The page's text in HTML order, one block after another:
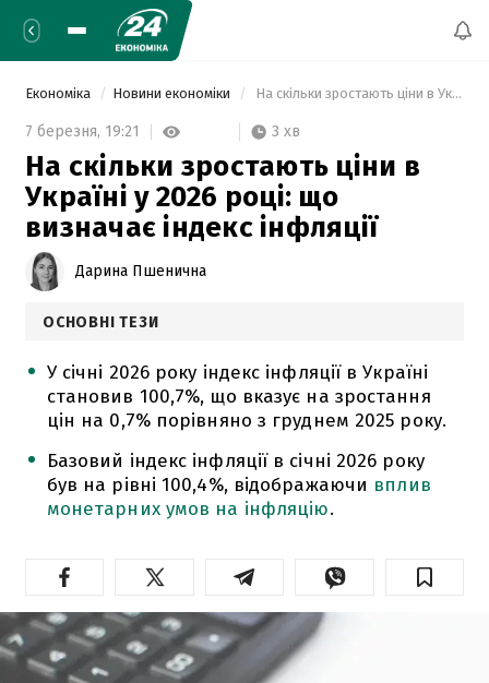
Економіка Новини економіки На скільки зростають ціни в Україні у 2026 році: що визначає індекс інфляції
7 березня, 19:21 3 хв
На скільки зростають ціни в
Україні у 2026 році: що
визначає індекс інфляції
Дарина Пшенична
ОСНОВНІ ТЕЗИ
У січні 2026 року індекс інфляції в Україні
становив 100,7%, що вказує на зростання
цін на 0,7% порівняно з груднем 2025 року.
Базовий індекс інфляції в січні 2026 року
був на рівні 100,4%, відображаючи вплив
монетарних умов на інфляцію.